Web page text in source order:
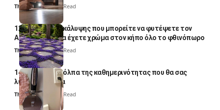
Thali Ombre4 Min Read
12 φυτά εδαφοκάλυψης που μπορείτε να φυτέψετε τον
Αύγουστο για να έχετε χρώμα στον κήπο όλο το φθινόπωρο
Thali Ombre7 Min Read
14 πανέξυπνα κόλπα της καθημερινότητας που θα σας
λύσουν τα χέρια
Thali Ombre 6 Min Read